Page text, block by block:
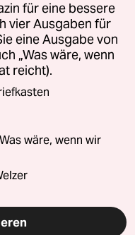
für eine bessere
vier Ausgaben für
eine Ausgabe von
„Was wäre, wenn
reicht).
wäre, wenn wir